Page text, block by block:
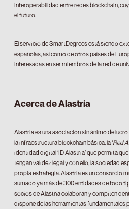
interoperabilidad entre redes blockchain,
el futuro.
El servicio de SmartDegrees está siendo
españolas, así como de otros países de
interesadas en ser miembros de la red de
Acerca de Alastria
Alastria es una asociación sin ánimo de
la infraestructura blockchain básica, la ‘Red
identidad digital ‘ID Alastria’ que permita
tengan validez legal y con ello, la sociedad
propia estrategia. Alastria es un consorcio
sumado ya más de 300 entidades de todo
socios de Alastria colaboran y compiten
dispone de las herramientas fundamentales